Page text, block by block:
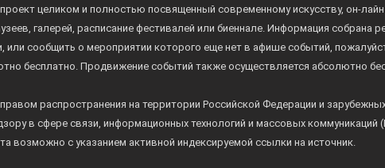
целиком и полностью посвященный современному искусству, он-
галерей, расписание фестивалей или биеннале. Информация собрана
сообщить о мероприятии которого еще нет в афише событий,
бесплатно. Продвижение событий также осуществляется абсолютно
распространения на территории Российской Федерации и
в сфере связи, информационных технологий и массовых
возможно с указанием активной индексируемой ссылки на источник.